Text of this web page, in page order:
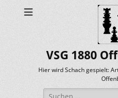
VSG 1880
Hier wird Schach gespielt:
Suche